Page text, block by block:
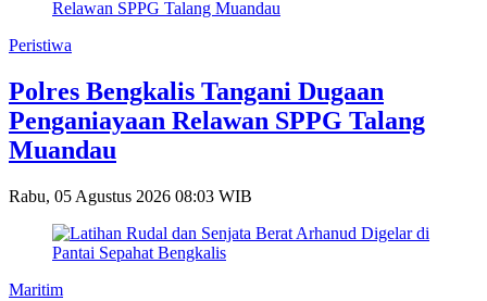
Peristiwa
Polres Bengkalis Tangani Dugaan
Penganiayaan Relawan SPPG Talang
Muandau
Rabu, 05 Agustus 2026 08:03 WIB
Maritim